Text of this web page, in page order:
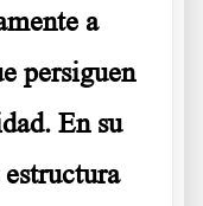
a
persiguen
En su